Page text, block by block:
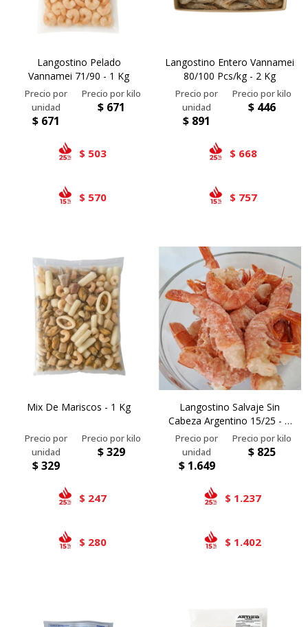
Langostino Pelado
Vannamei 71/90 - 1 Kg
$ 671
$ 671
$ 503
$ 570
Langostino Entero Vannamei
80/100 Pcs/kg - 2 Kg
$ 891
$ 446
$ 668
$ 757
Mix De Mariscos - 1 Kg
$329
$329
$ 247
$ 280
Langostino Salvaje Sin
Cabeza Argentino 15/25 - 2
Kg
$ 1.649
$ 825
$ 1.237
$ 1.402